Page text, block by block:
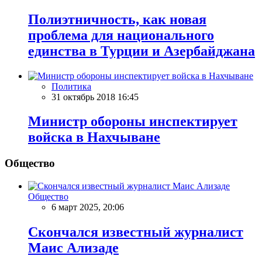
Полиэтничность, как новая
проблема для национального
единства в Турции и Азербайджана
Политика
31 октябрь 2018 16:45
Министр обороны инспектирует
войска в Нахчыване
Общество
Общество
6 март 2025, 20:06
Скончался известный журналист
Маис Ализаде